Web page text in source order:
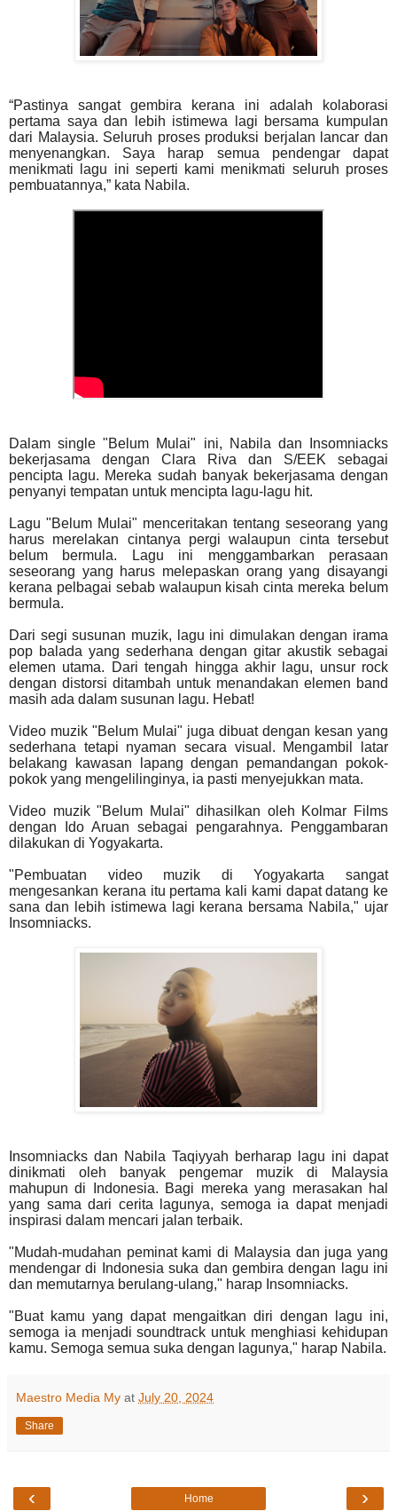
“Pastinya sangat gembira kerana ini adalah kolaborasi
pertama saya dan lebih istimewa lagi bersama kumpulan
dari Malaysia. Seluruh proses produksi berjalan lancar dan
menyenangkan. Saya harap semua pendengar dapat
menikmati lagu ini seperti kami menikmati seluruh proses
pembuatannya,” kata Nabila.
Dalam single "Belum Mulai" ini, Nabila dan Insomniacks
bekerjasama dengan Clara Riva dan S/EEK sebagai
pencipta lagu. Mereka sudah banyak bekerjasama dengan
penyanyi tempatan untuk mencipta lagu-lagu hit.
Lagu "Belum Mulai" menceritakan tentang seseorang yang
harus merelakan cintanya pergi walaupun cinta tersebut
belum bermula. Lagu ini menggambarkan perasaan
seseorang yang harus melepaskan orang yang disayangi
kerana pelbagai sebab walaupun kisah cinta mereka belum
bermula.
Dari segi susunan muzik, lagu ini dimulakan dengan irama
pop balada yang sederhana dengan gitar akustik sebagai
elemen utama. Dari tengah hingga akhir lagu, unsur rock
dengan distorsi ditambah untuk menandakan elemen band
masih ada dalam susunan lagu. Hebat!
Video muzik "Belum Mulai" juga dibuat dengan kesan yang
sederhana tetapi nyaman secara visual. Mengambil latar
belakang kawasan lapang dengan pemandangan pokok-
pokok yang mengelilinginya, ia pasti menyejukkan mata.
Video muzik "Belum Mulai" dihasilkan oleh Kolmar Films
dengan Ido Aruan sebagai pengarahnya. Penggambaran
dilakukan di Yogyakarta.
"Pembuatan video muzik di Yogyakarta sangat
mengesankan kerana itu pertama kali kami dapat datang ke
sana dan lebih istimewa lagi kerana bersama Nabila," ujar
Insomniacks.
Insomniacks dan Nabila Taqiyyah berharap lagu ini dapat
dinikmati oleh banyak pengemar muzik di Malaysia
mahupun di Indonesia. Bagi mereka yang merasakan hal
yang sama dari cerita lagunya, semoga ia dapat menjadi
inspirasi dalam mencari jalan terbaik.
"Mudah-mudahan peminat kami di Malaysia dan juga yang
mendengar di Indonesia suka dan gembira dengan lagu ini
dan memutarnya berulang-ulang," harap Insomniacks.
"Buat kamu yang dapat mengaitkan diri dengan lagu ini,
semoga ia menjadi soundtrack untuk menghiasi kehidupan
kamu. Semoga semua suka dengan lagunya," harap Nabila.
Maestro Media My at July 20, 2024
Share
‹ ›
Home